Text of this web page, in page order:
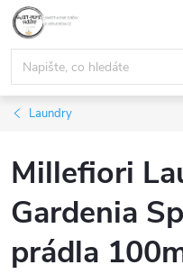
Přejít
obsah
Laundry
Millefiori
Gardenia
prádla